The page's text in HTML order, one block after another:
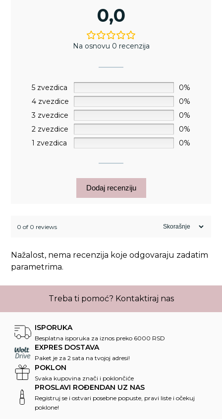
0,0
Na osnovu 0 recenzija
5 zvezdica
0%
4 zvezdice
0%
3 zvezdice
0%
2 zvezdice
0%
1 zvezdica
0%
Dodaj recenziju
0 of 0 reviews
Nažalost, nema recenzija koje odgovaraju zadatim
parametrima.
Treba ti pomoć? Kontaktiraj nas
ISPORUKA
Besplatna isporuka za iznos preko 6000 RSD
EXPRES DOSTAVA
Paket je za 2 sata na tvojoj adresi!
POKLON
Svaka kupovina znači i poklončiće
PROSLAVI ROĐENDAN UZ NAS
Registruj se i ostvari posebne popuste, pravi liste i očekuj
poklone!